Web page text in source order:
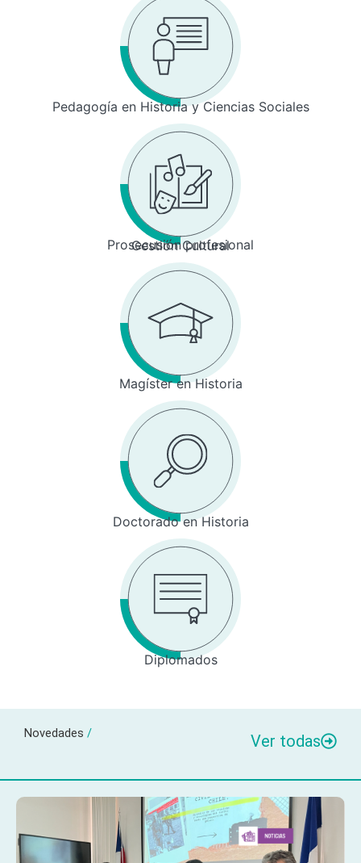
Pedagogía en Historia y Ciencias Sociales
Prosecusión profesional
Gestión Cultural
Magíster en Historia
Doctorado en Historia
Diplomados
Novedades / Ver todas